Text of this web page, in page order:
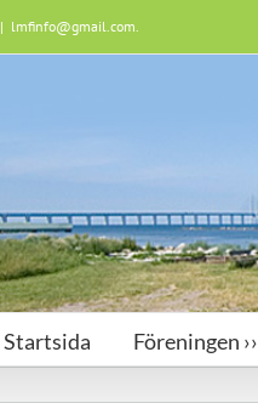
| lmfinfo@gmail.com.
Startsida Föreningen ››